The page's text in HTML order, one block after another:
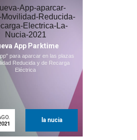
App Parktime
para aparcar en las plazas
Reducida y de Recarga
Eléctrica
la nucia